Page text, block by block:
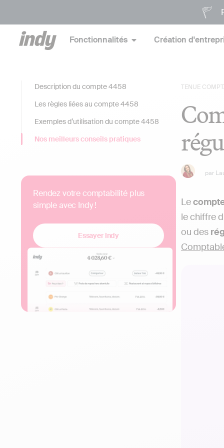
Fonctionnalités Création
TENUE
par
Le
le chiffre
ou des
Description du compte 4458
Les règles liées au compte 4458
Exemples d’utilisation du compte 4458
Nos meilleurs conseils pratiques
Rendez votre comptabilité plus
simple avec Indy !
Essayer Indy